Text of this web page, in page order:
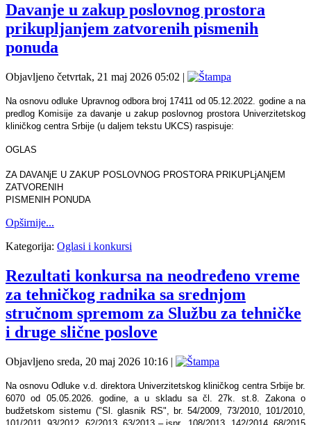
Davanje u zakup poslovnog prostora
prikuplјanjem zatvorenih pismenih
ponuda
Objavljeno četvrtak, 21 maj 2026 05:02 |
Na osnovu odluke Upravnog odbora broj 17411 od 05.12.2022. godine a na
predlog Komisije za davanje u zakup poslovnog prostora Univerzitetskog
kliničkog centra Srbije (u dalјem tekstu UKCS) raspisuje:
OGLAS
ZA DAVANјE U ZAKUP POSLOVNOG PROSTORA PRIKUPLjANјEM
ZATVORENIH
PISMENIH PONUDA
Opširnije...
Kategorija: Oglasi i konkursi
Rezultati konkursa na neodređeno vreme
za tehničkog radnika sa srednjom
stručnom spremom za Službu za tehničke
i druge slične poslove
Objavljeno sreda, 20 maj 2026 10:16 |
Na osnovu Odluke v.d. direktora Univerzitetskog kliničkog centra Srbije br.
6070 od 05.05.2026. godine, a u skladu sa čl. 27k. st.8. Zakona o
budžetskom sistemu ("Sl. glasnik RS", br. 54/2009, 73/2010, 101/2010,